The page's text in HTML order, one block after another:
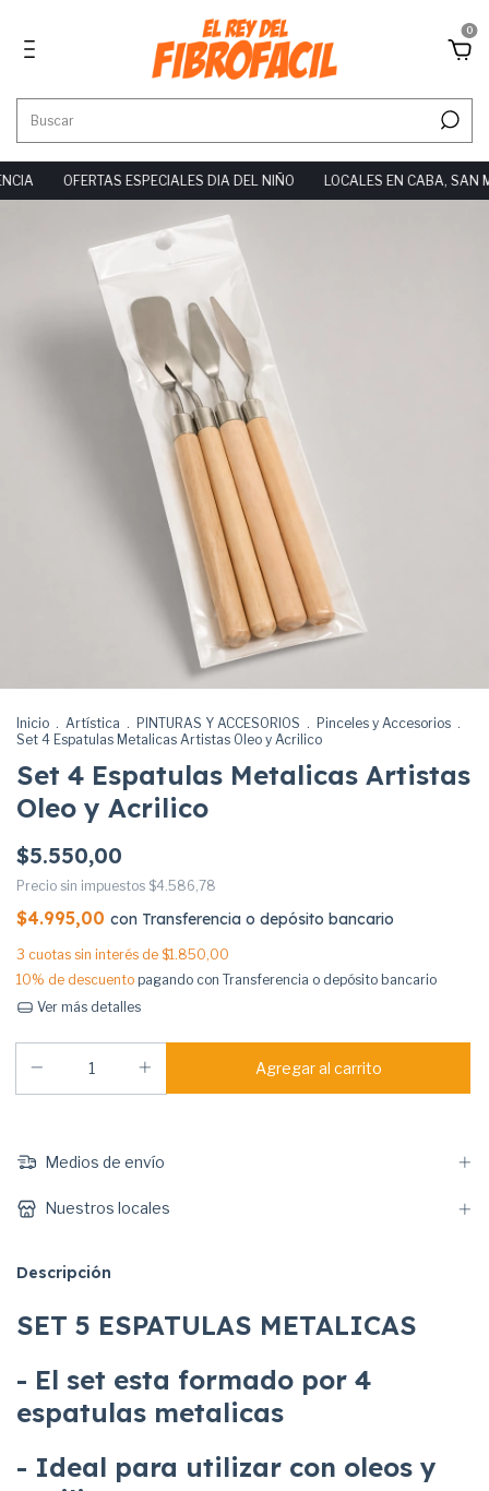
0
OFERTAS ESPECIALES DIA DEL NIÑO LOCALES EN CABA, SAN
Inicio . Artística . PINTURAS Y ACCESORIOS . Pinceles y Accesorios .
Set 4 Espatulas Metalicas Artistas Oleo y Acrilico
Set 4 Espatulas Metalicas Artistas
Oleo y Acrilico
$5.550,00
Precio sin impuestos $4.586,78
$4.995,00 con Transferencia o depósito bancario
3 cuotas sin interés de $1.850,00
10% de descuento pagando con Transferencia o depósito bancario
Ver más detalles
Medios de envío
Nuestros locales
Descripción
SET 5 ESPATULAS METALICAS
- El set esta formado por 4
espatulas metalicas
- Ideal para utilizar con oleos y